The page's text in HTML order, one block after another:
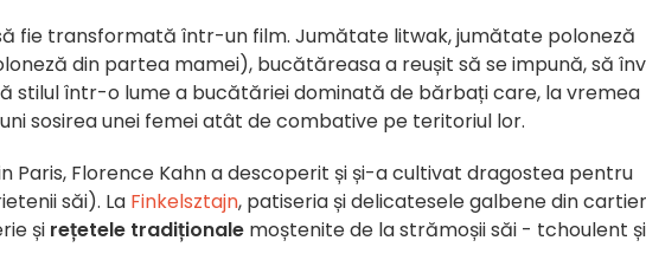
fie transformată într-un film. Jumătate litwak, jumătate poloneză
din partea mamei), bucătăreasa a reușit să se impună, să
stilul într-o lume a bucătăriei dominată de bărbați care, la vremea
sosirea unei femei atât de combative pe teritoriul lor.
Paris, Florence Kahn a descoperit și și-a cultivat dragostea pentru
săi). La Finkelsztajn, patiseria și delicatesele galbene din
și rețetele tradiționale moștenite de la strămoșii săi - tchoulent și